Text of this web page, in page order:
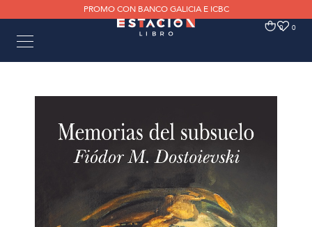
PROMO CON BANCO GALICIA E ICBC
0 0